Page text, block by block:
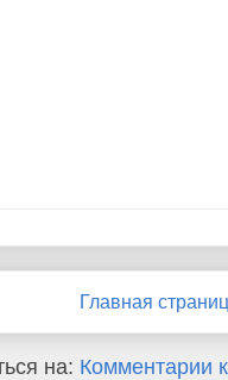
Главная
на: Комментарии